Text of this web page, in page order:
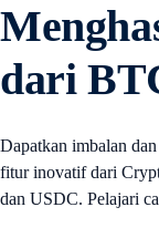
dari
Dapatkan imbalan
fitur inovatif dari
dan USDC. Pelajari